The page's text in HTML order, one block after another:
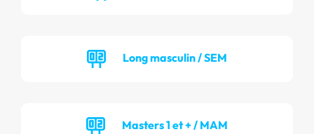
Long masculin / SEM
Masters 1 et + / MAM